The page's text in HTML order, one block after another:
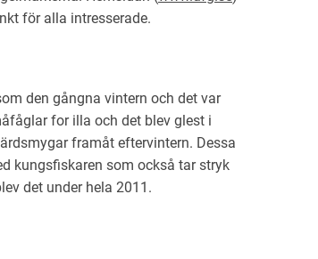
för alla intresserade.
den gångna vintern och det var
for illa och det blev glest i
framåt eftervintern. Dessa
kungsfiskaren som också tar stryk
det under hela 2011.